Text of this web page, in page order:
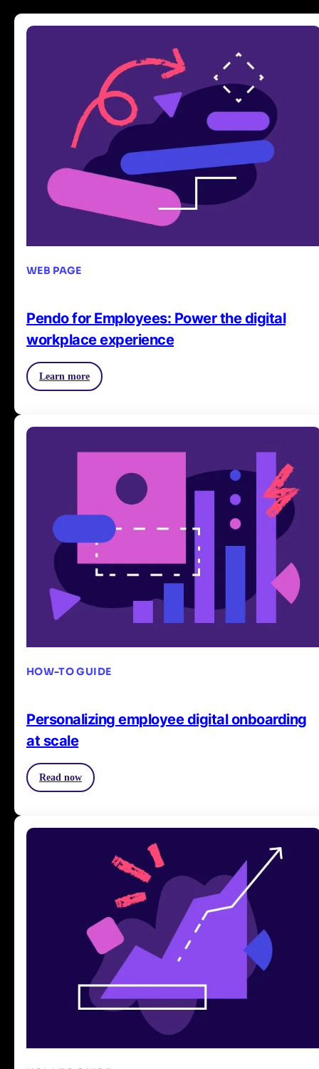
WEB PAGE
Pendo for Employees: Power the digital
workplace experience
Learn more
HOW-TO GUIDE
Personalizing employee digital onboarding
at scale
Read now